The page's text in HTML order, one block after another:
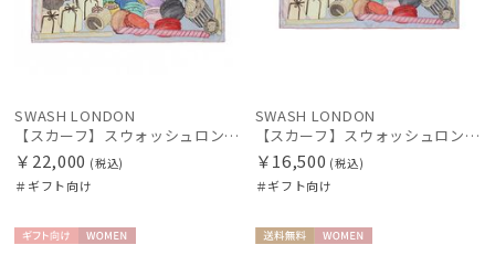
絞り込み
売上点数順
SWASH LONDON
【スカーフ】スウォッシュロンドン (SWASH LONDON) Fondant Fancies 88×88 シルク 日本製
￥22,000 (税込)
＃ギフト向け
SWASH LONDON
【スカーフ】スウォッシュロンドン (SWASH LONDON) Fondant Fancies 68×68 シルク 日本製
￥16,500 (税込)
＃ギフト向け